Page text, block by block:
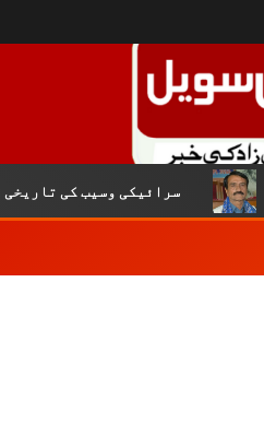
سرائیکی وسیب کی تاریخی و